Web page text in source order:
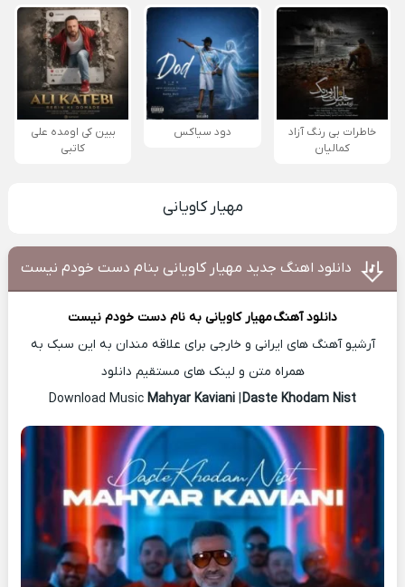
خاطرات بی رنگ آزاد
کمالیان
دود سیاکس
ببین کی اومده علی
کاتبی
مهیار کاویانی
دانلود اهنگ جدید مهیار کاویانی بنام دست خودم نیست
دانلود آهنگمهیار کاویانی به نام دست خودم نیست
آرشیو آهنگ های ایرانی و خارجی برای علاقه مندان به این سبک به
همراه متن و لینک های مستقیم دانلود
Download Music
Mahyar Kaviani|Daste Khodam Nist